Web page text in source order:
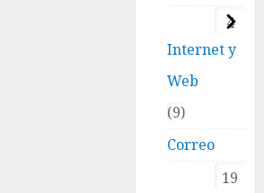
4
Internet y
Web
9
Correo
19